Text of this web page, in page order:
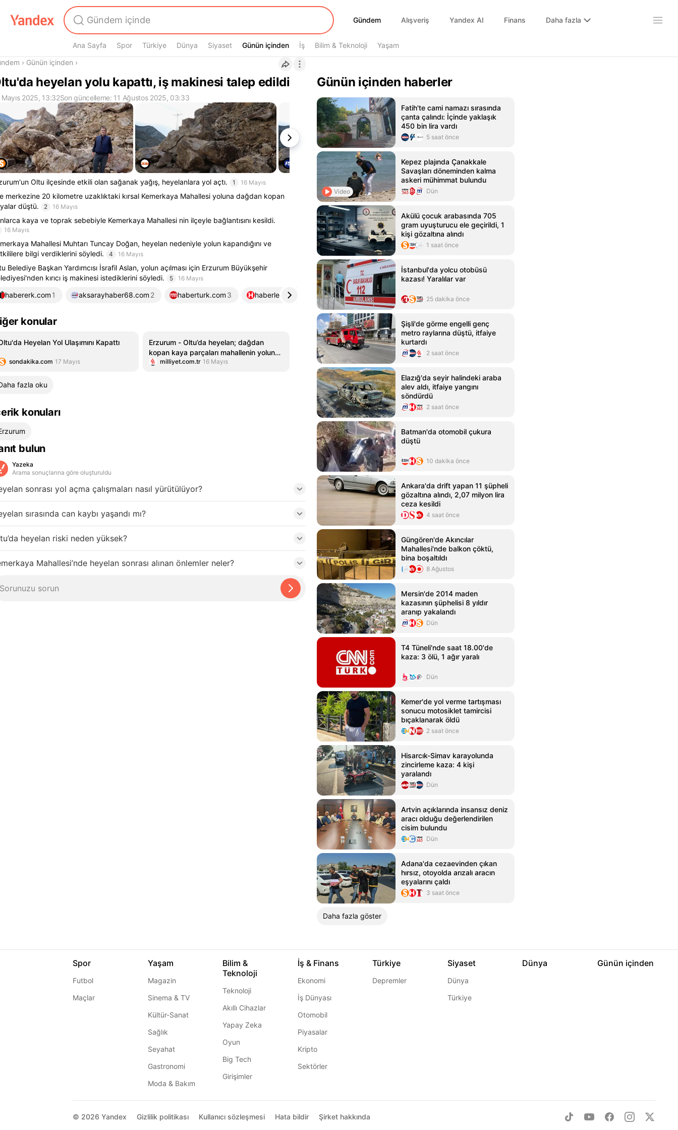
Gündem
Gündem Alışveriş Yandex AI Finans Daha fazla
Ana Sayfa Spor Türkiye Dünya Siyaset Günün içinden
Günün içinden İş Bilim & Teknoloji Yaşam
› Günün içinden ›
heyelan yolu kapattı, iş makinesi talep edildi
Mayıs 2025, 13:32Son güncelleme: 11 Ağustos 2025, 03:33
Oltu ilçesinde etkili olan sağanak yağış, heyelanlara yol açtı. 1 16 Mayıs
merkezine 20 kilometre uzaklıktaki kırsal Kemerkaya Mahallesi yoluna dağdan kopan
düştü.
2 16 Mayıs
kaya ve toprak sebebiyle Kemerkaya Mahallesi nin ilçeyle bağlantısını kesildi.
16 Mayıs
Mahallesi Muhtarı Tuncay Doğan, heyelan nedeniyle yolun kapandığını ve
bilgi verdiklerini söyledi.
4 16 Mayıs
Belediye Başkan Yardımcısı İsrafil Aslan, yolun açılması için Erzurum Büyükşehir
kırıcı iş makinesi istediklerini söyledi.
5 16 Mayıs
habererk.com 1 aksarayhaber68.com 2 haberturk.com 3 haberler.com sondakika.com5
konular
Heyelan Yol Ulaşımını Kapattı
sondakika.com 17 Mayıs
Erzurum - Oltu’da heyelan; dağdan
kopan kaya parçaları mahallenin yolunu
kapattı
milliyet.com.tr 16 Mayıs
fazla oku
konuları
bulun
Yazeka
Arama sonuçlarına göre oluşturuldu
sonrası yol açma çalışmaları nasıl yürütülüyor?
sırasında can kaybı yaşandı mı?
heyelan riski neden yüksek?
Mahallesi’nde heyelan sonrası alınan önlemler neler?
Günün içinden haberler
Fatih'te cami namazı sırasında
çanta çalındı: İçinde yaklaşık
450 bin lira vardı
5 saat önce
Video
Kepez plajında Çanakkale
Savaşları döneminden kalma
askeri mühimmat bulundu
Dün
Akülü çocuk arabasında 705
gram uyuşturucu ele geçirildi, 1
kişi gözaltına alındı
1 saat önce
İstanbul'da yolcu otobüsü
kazası! Yaralılar var
25 dakika önce
Şişli'de görme engelli genç
metro raylarına düştü, itfaiye
kurtardı
2 saat önce
Elazığ'da seyir halindeki araba
alev aldı, itfaiye yangını
söndürdü
2 saat önce
Batman'da otomobil çukura
düştü
10 dakika önce
Ankara'da drift yapan 11 şüpheli
gözaltına alındı, 2,07 milyon lira
ceza kesildi
4 saat önce
Güngören'de Akıncılar
Mahallesi'nde balkon çöktü,
bina boşaltıldı
8 Ağustos
Mersin'de 2014 maden
kazasının şüphelisi 8 yıldır
aranıp yakalandı
Dün
T4 Tüneli'nde saat 18.00'de
kaza: 3 ölü, 1 ağır yaralı
Dün
Kemer'de yol verme tartışması
sonucu motosiklet tamircisi
bıçaklanarak öldü
2 saat önce
Hisarcık-Simav karayolunda
zincirleme kaza: 4 kişi
yaralandı
Dün
Artvin açıklarında insansız deniz
aracı olduğu değerlendirilen
cisim bulundu
Dün
Adana'da cezaevinden çıkan
hırsız, otoyolda arızalı aracın
eşyalarını çaldı
3 saat önce
Daha fazla göster
Spor
Futbol
Maçlar
Yaşam
Magazin
Sinema & TV
Kültür-Sanat
Sağlık
Seyahat
Gastronomi
Moda & Bakım
Bilim &
Teknoloji
Teknoloji
Akıllı Cihazlar
Yapay Zeka
Oyun
Big Tech
Girişimler
İş & Finans
Ekonomi
İş Dünyası
Otomobil
Piyasalar
Kripto
Sektörler
Türkiye
Depremler
Siyaset
Dünya
Türkiye
Dünya Günün içinden
© 2026 Yandex Gizlilik politikası Kullanıcı sözleşmesi Hata bildir Şirket hakkında